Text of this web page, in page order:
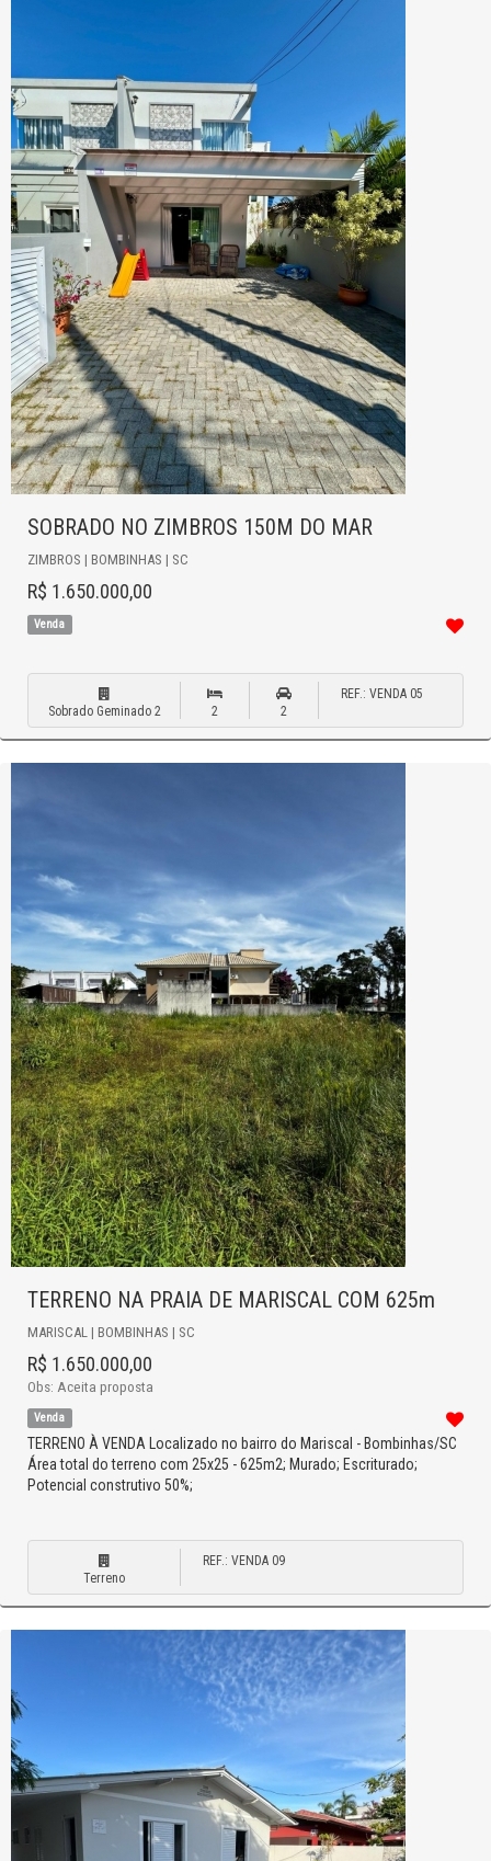
SOBRADO NO ZIMBROS 150M DO MAR
ZIMBROS | BOMBINHAS | SC
R$ 1.650.000,00
Venda
Sobrado Geminado 2 2 2
REF.: VENDA 05
TERRENO NA PRAIA DE MARISCAL COM 625m
MARISCAL | BOMBINHAS | SC
R$ 1.650.000,00
Obs: Aceita proposta
Venda
TERRENO À VENDA Localizado no bairro do Mariscal - Bombinhas/SC
Área total do terreno com 25x25 - 625m2; Murado; Escriturado;
Potencial construtivo 50%;
Terreno
REF.: VENDA 09